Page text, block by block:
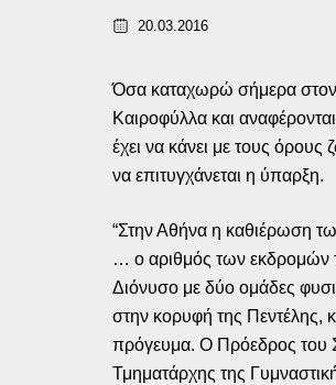
20.03.2016
Όσα καταχωρώ σήμερα στον
Καιροφύλλα και
έχει να κάνει με τους
να επιτυγχάνεται η ύπαρξη.
“Στην Αθήνα η καθιέρωση
… ο αριθμός των εκδρομών
Διόνυσο με δύο ομάδες
στην κορυφή της Πεντέλης,
πρόγευμα. Ο Πρόεδρος του
Τμηματάρχης της